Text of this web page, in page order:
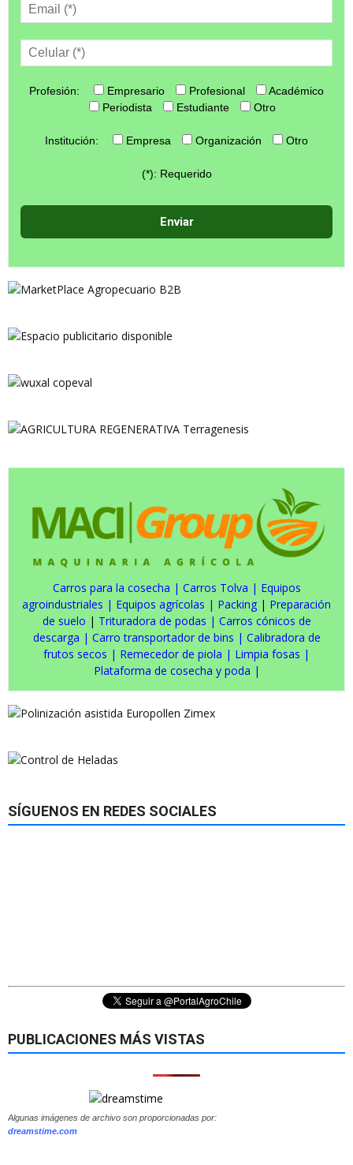
Profesión: Empresario Profesional
Académico
Periodista
Estudiante Otro
Institución: Empresa Organización Otro
(*): Requerido
Carros para la cosecha | Carros Tolva | Equipos
agroindustriales | Equipos agrícolas | Packing | Preparación
de suelo | Trituradora de podas | Carros cónicos de
descarga | Carro transportador de bins | Calibradora de
frutos secos | Remecedor de piola | Limpia fosas |
Plataforma de cosecha y poda |
SÍGUENOS EN REDES SOCIALES
PUBLICACIONES MÁS VISTAS
Algunas imágenes de archivo son proporcionadas por:
dreamstime.com